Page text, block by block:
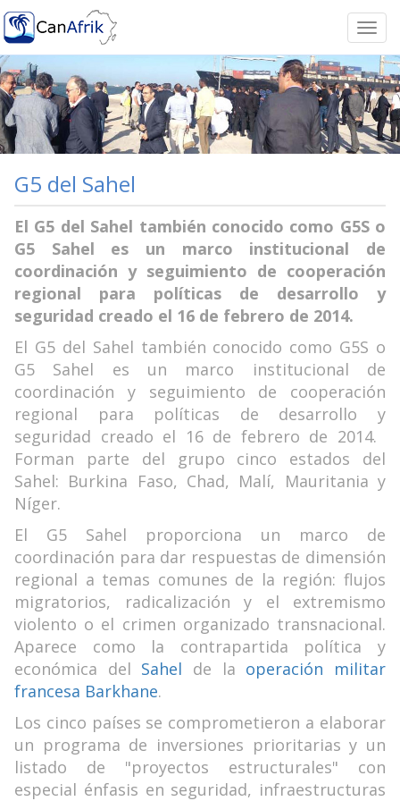
G5 del Sahel
El G5 del Sahel también conocido como G5S o
G5 Sahel es un marco institucional de
coordinación y seguimiento de cooperación
regional para políticas de desarrollo y
seguridad creado el 16 de febrero de 2014.
El G5 del Sahel también conocido como G5S o
G5 Sahel es un marco institucional de
coordinación y seguimiento de cooperación
regional para políticas de desarrollo y
seguridad creado el 16 de febrero de 2014. ​
Forman parte del grupo cinco estados del
Sahel: Burkina Faso, Chad, Malí, Mauritania y
Níger.
El G5 Sahel proporciona un marco de
coordinación para dar respuestas de dimensión
regional a temas comunes de la región: flujos
migratorios, radicalización y el extremismo
violento o el crimen organizado transnacional.
Aparece como la contrapartida política y
económica del Sahel de la operación militar
francesa Barkhane.
Los cinco países se comprometieron a elaborar
un programa de inversiones prioritarias y un
listado de "proyectos estructurales" con
especial énfasis en seguridad, infraestructuras